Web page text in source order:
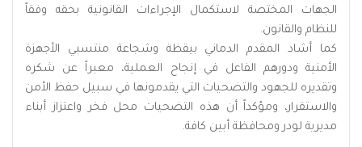
الجهات المختصة لاستكمال الإجراءات القانونية بحقه وفقاً
للنظام والقانون.
كما أشاد المقدم الدماني بيقظة وشجاعة منتسبي الأجهزة
الأمنية ودورهم الفاعل في إنجاح العملية، معبراً عن شكره
وتقديره للجهود والتضحيات التي يقدمونها في سبيل حفظ الأمن
والاستقرار، ومؤكداً أن هذه التضحيات محل فخر واعتزاز أبناء
مديرية لودر ومحافظة أبين كافة.